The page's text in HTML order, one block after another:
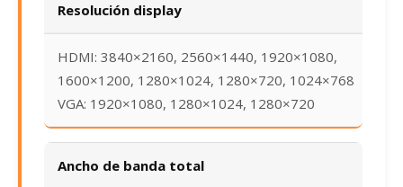
Resolución display
HDMI: 3840×2160, 2560×1440, 1920×1080,
1600×1200, 1280×1024, 1280×720, 1024×768
VGA: 1920×1080, 1280×1024, 1280×720
Ancho de banda total